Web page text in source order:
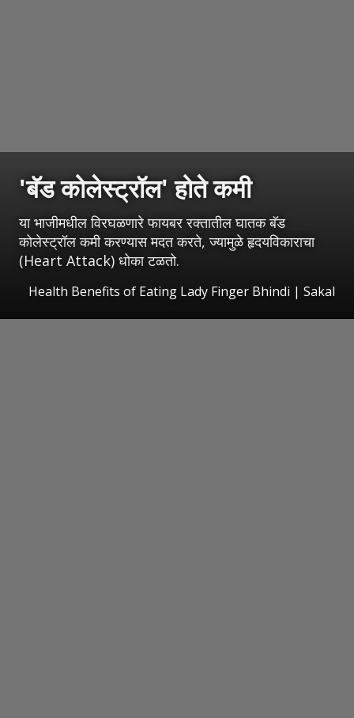
'बॅड कोलेस्ट्रॉल' होते कमी
या भाजीमधील विरघळणारे फायबर रक्तातील घातक बॅड
कोलेस्ट्रॉल कमी करण्यास मदत करते, ज्यामुळे हृदयविकाराचा
(Heart Attack) धोका टळतो.
Health Benefits of Eating Lady Finger Bhindi | Sakal